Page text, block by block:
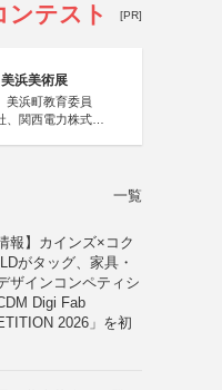
ンテスト [PR]
浜美術展
美浜町教育委員
、関西電力株式会
一覧
報】カインズ×コク
がタッグ、家具・
ザインコンペティシ
Digi Fab
2026」を初